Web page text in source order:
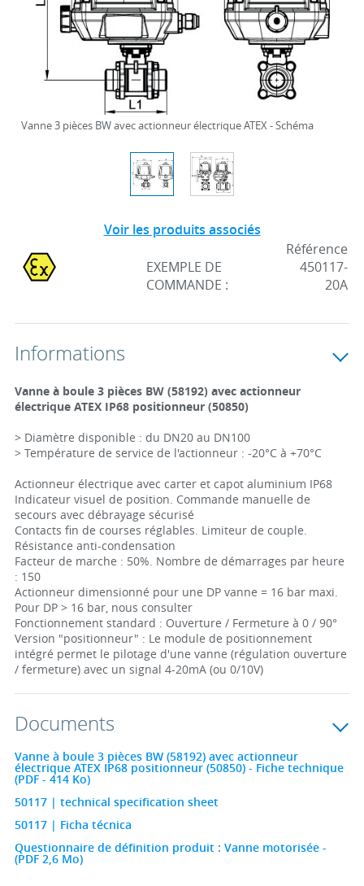
Vanne 3 pièces BW avec actionneur électrique ATEX - Schéma
Voir les produits associés
EXEMPLE DE
COMMANDE :
Référence
450117-
20A
Informations
Vanne à boule 3 pièces BW (58192) avec actionneur
électrique ATEX IP68 positionneur (50850)
> Diamètre disponible : du DN20 au DN100
> Température de service de l'actionneur : -20°C à +70°C
Actionneur électrique avec carter et capot aluminium IP68
Indicateur visuel de position. Commande manuelle de
secours avec débrayage sécurisé
Contacts fin de courses réglables. Limiteur de couple.
Résistance anti-condensation
Facteur de marche : 50%. Nombre de démarrages par heure
: 150
Actionneur dimensionné pour une DP vanne = 16 bar maxi.
Pour DP > 16 bar, nous consulter
Fonctionnement standard : Ouverture / Fermeture à 0 / 90°
Version "positionneur" : Le module de positionnement
intégré permet le pilotage d'une vanne (régulation ouverture
/ fermeture) avec un signal 4-20mA (ou 0/10V)
Documents
Vanne à boule 3 pièces BW (58192) avec actionneur
électrique ATEX IP68 positionneur (50850) - Fiche technique
(PDF - 414 Ko)
50117 | technical specification sheet
50117 | Ficha técnica
Questionnaire de définition produit : Vanne motorisée -
(PDF 2,6 Mo)